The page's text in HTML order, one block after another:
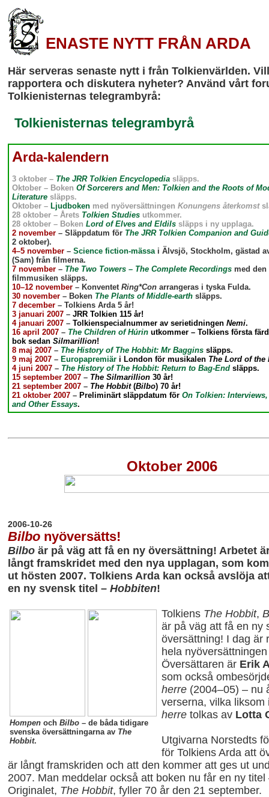
ENASTE NYTT FRÅN ARDA
Här serveras senaste nytt i från Tolkienvärlden.
rapportera och diskutera nyheter? Använd vårt
Tolkienisternas telegrambyrå:
Tolkienisternas telegrambyrå
Arda-kalendern
3 oktober – The JRR Tolkien Encyclopedia släpps.
Oktober – Boken Of Sorcerers and Men: Tolkien and the Roots of
Literature släpps.
Oktober – Ljudboken med nyöversättningen Konungens återkomst
28 oktober – Årets Tolkien Studies utkommer.
28 oktober – Boken Lord of Elves and Eldils släpps i ny upplaga.
2 november – Släppdatum för The JRR Tolkien Companion and
2 oktober).
4–5 november – Science fiction-mässai Älvsjö, Stockholm, gästad
(Sam) från filmerna.
7 november – The Two Towers – The Complete Recordings med den
filmmusiken släpps.
10–12 november – Konventet Ring*Con arrangeras i tyska Fulda.
30 november – Boken The Plants of Middle-earth släpps.
7 december – Tolkiens Arda 5 år!
3 januari 2007 – JRR Tolkien 115 år!
4 januari 2007 – Tolkienspecialnummer av serietidningen Nemi.
16 april 2007 – The Children of Húrin utkommer – Tolkiens första
bok sedan Silmarillion!
8 maj 2007 – The History of The Hobbit: Mr Baggins släpps.
9 maj 2007 – Europapremiär i London för musikalen The Lord of the
4 juni 2007 – The History of The Hobbit: Return to Bag-End släpps.
15 september 2007 – The Silmarillion 30 år!
21 september 2007 – The Hobbit(Bilbo) 70 år!
21 oktober 2007 – Preliminärt släppdatum för On Tolkien:
and Other Essays.
Oktober 2006
2006-10-26
Bilbo nyöversätts!
Bilbo är på väg att få en ny översättning! Arbetet
långt framskridet med den nya upplagan, som
ut hösten 2007. Tolkiens Arda kan också avslöja
en ny svensk titel – Hobbiten!
Hompen och Bilbo – de båda tidigare
svenska översättningarna av The
Hobbit.
Tolkiens The Hobbit,
är på väg att få en ny
översättning! I dag är
hela
Översättaren är Erik
som också
herre (2004–05) – nu
verserna, vilka
herre tolkas av Lotta
Utgivarna Norstedts
för Tolkiens Arda att
är långt framskriden och att den kommer att ges ut
2007. Man meddelar också att boken nu får en ny
Originalet, The Hobbit, fyller 70 år den 21 september.